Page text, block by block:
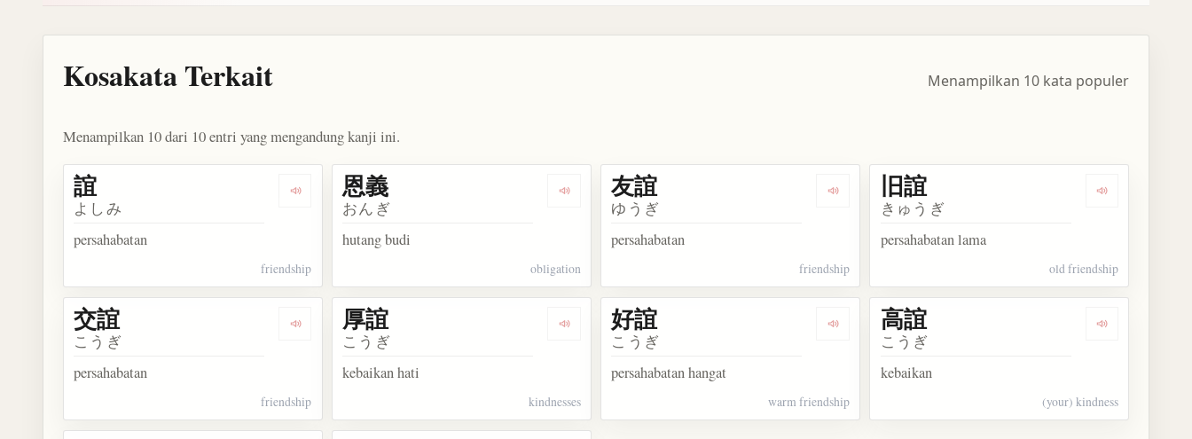
Kosakata Terkait Menampilkan 10 kata populer
Menampilkan 10 dari 10 entri yang mengandung kanji ini.
Dengarkan kosakata 誼
誼
よしみ
persahabatan
friendship
Dengarkan kosakata 恩義
恩義
おんぎ
hutang budi
obligation
Dengarkan kosakata 友誼
友誼
ゆうぎ
persahabatan
friendship
Dengarkan
旧誼
きゅうぎ
persahabatan lama
old friendship
Dengarkan kosakata 交誼
交誼
こうぎ
persahabatan
friendship
Dengarkan kosakata 厚誼
厚誼
こうぎ
kebaikan hati
kindnesses
Dengarkan kosakata 好誼
好誼
こうぎ
persahabatan hangat
warm friendship
Dengarkan
高誼
こうぎ
kebaikan
(your) kindness